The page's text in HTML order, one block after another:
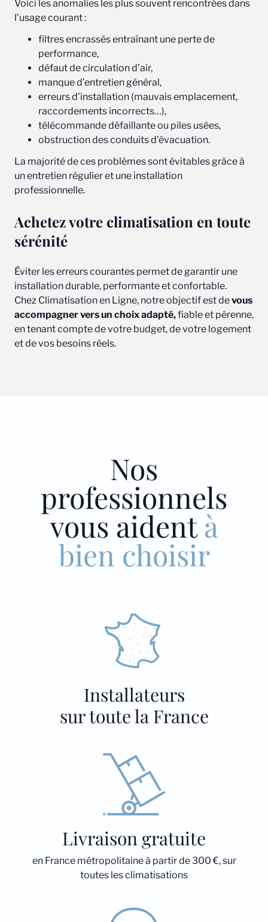
Voici les anomalies les plus souvent rencontrées dans
l’usage courant :
filtres encrassés entraînant une perte de
performance,
défaut de circulation d’air,
manque d’entretien général,
erreurs d’installation (mauvais emplacement,
raccordements incorrects…),
télécommande défaillante ou piles usées,
obstruction des conduits d’évacuation.
La majorité de ces problèmes sont évitables grâce à
un entretien régulier et une installation
professionnelle.
Achetez votre climatisation en toute
sérénité
Éviter les erreurs courantes permet de garantir une
installation durable, performante et confortable.
Chez Climatisation en Ligne, notre objectif est devous
accompagner vers un choix adapté,fiable et pérenne,
en tenant compte de votre budget, de votre logement
et de vos besoins réels.
Nos
professionnels
vous aidentà
bien choisir
Installateurs
sur toute la France
Livraison gratuite
en France métropolitaine à partir de 300 €, sur
toutes les climatisations